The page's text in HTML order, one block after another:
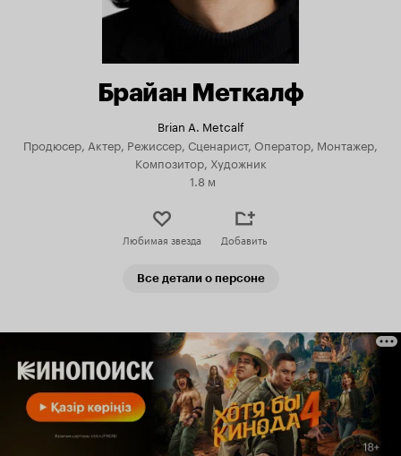
Брайан Меткалф
Brian A. Metcalf
Продюсер, Актер, Режиссер, Сценарист, Оператор, Монтажер,
Композитор, Художник
1.8 м
Любимая звезда Добавить
Все детали о персоне